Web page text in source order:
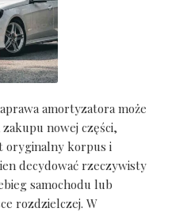
amortyzatora może
nowej części,
oryginalny korpus i
decydować rzeczywisty
samochodu lub
rozdzielczej. W